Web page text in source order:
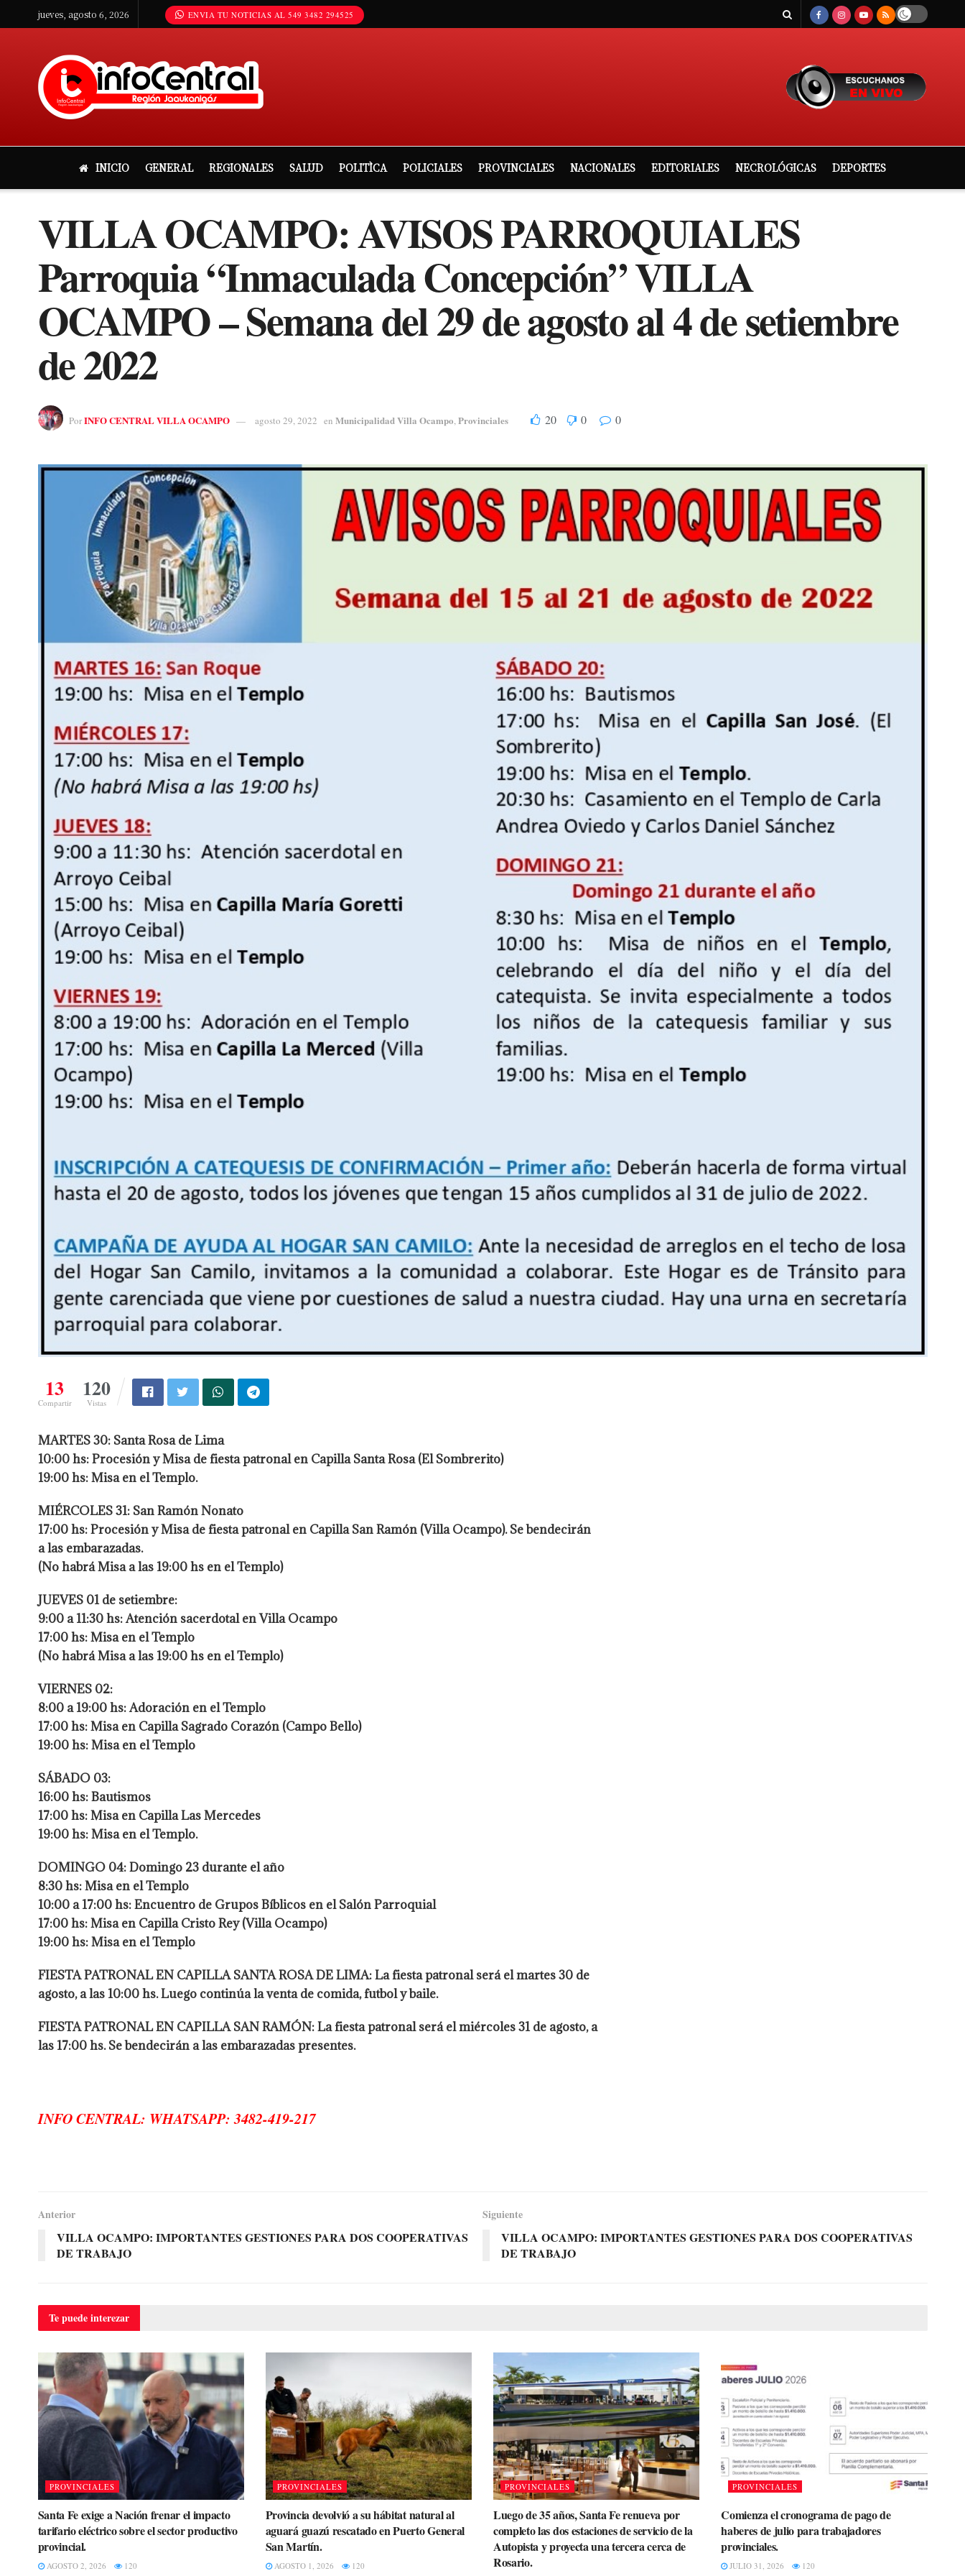
jueves, agosto 6, 2026 ENVIA TU NOTICIAS AL 549 3482 294525
INICIO GENERAL REGIONALES SALUD POLITÌCA POLICIALES PROVINCIALES NACIONALES EDITORIALES NECROLÓGICAS DEPORTES
VILLA OCAMPO: AVISOS PARROQUIALES
Parroquia “Inmaculada Concepción” VILLA
OCAMPO – Semana del 29 de agosto al 4 de setiembre
de 2022
PorINFO CENTRAL VILLA OCAMPO agosto 29, 2022 en Municipalidad Villa Ocampo,Provinciales 20 0 0
13
Compartir
120
Vistas
MARTES 30: Santa Rosa de Lima
10:00 hs: Procesión y Misa de fiesta patronal en Capilla Santa Rosa (El Sombrerito)
19:00 hs: Misa en el Templo.
MIÉRCOLES 31: San Ramón Nonato
17:00 hs: Procesión y Misa de fiesta patronal en Capilla San Ramón (Villa Ocampo). Se bendecirán
a las embarazadas.
(No habrá Misa a las 19:00 hs en el Templo)
JUEVES 01 de setiembre:
9:00 a 11:30 hs: Atención sacerdotal en Villa Ocampo
17:00 hs: Misa en el Templo
(No habrá Misa a las 19:00 hs en el Templo)
VIERNES 02:
8:00 a 19:00 hs: Adoración en el Templo
17:00 hs: Misa en Capilla Sagrado Corazón (Campo Bello)
19:00 hs: Misa en el Templo
SÁBADO 03:
16:00 hs: Bautismos
17:00 hs: Misa en Capilla Las Mercedes
19:00 hs: Misa en el Templo.
DOMINGO 04: Domingo 23 durante el año
8:30 hs: Misa en el Templo
10:00 a 17:00 hs: Encuentro de Grupos Bíblicos en el Salón Parroquial
17:00 hs: Misa en Capilla Cristo Rey (Villa Ocampo)
19:00 hs: Misa en el Templo
FIESTA PATRONAL EN CAPILLA SANTA ROSA DE LIMA: La fiesta patronal será el martes 30 de
agosto, a las 10:00 hs. Luego continúa la venta de comida, futbol y baile.
FIESTA PATRONAL EN CAPILLA SAN RAMÓN: La fiesta patronal será el miércoles 31 de agosto, a
las 17:00 hs. Se bendecirán a las embarazadas presentes.
INFO CENTRAL: WHATSAPP: 3482-419-217
Anterior
VILLA OCAMPO: IMPORTANTES GESTIONES PARA DOS COOPERATIVAS
DE TRABAJO
Siguiente
VILLA OCAMPO: IMPORTANTES GESTIONES PARA DOS COOPERATIVAS
DE TRABAJO
Te puedeinterezar
PROVINCIALES
Santa Fe exige a Nación frenar el impacto
tarifario eléctrico sobre el sector productivo
provincial.
AGOSTO 2, 2026 120
PROVINCIALES
Provincia devolvió a su hábitat natural al
aguará guazú rescatado en Puerto General
San Martín.
AGOSTO 1, 2026 120
PROVINCIALES
Luego de 35 años, Santa Fe renueva por
completo las dos estaciones de servicio de la
Autopista y proyecta una tercera cerca de
Rosario.
PROVINCIALES
Comienza el cronograma de pago de
haberes de julio para trabajadores
provinciales.
JULIO 31, 2026 120